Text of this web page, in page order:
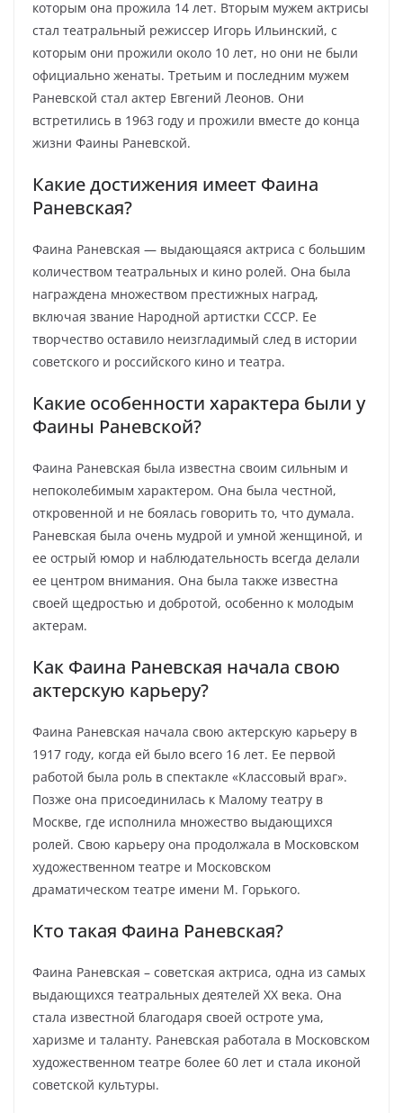
которым она прожила 14 лет. Вторым мужем актрисы
стал театральный режиссер Игорь Ильинский, с
которым они прожили около 10 лет, но они не были
официально женаты. Третьим и последним мужем
Раневской стал актер Евгений Леонов. Они
встретились в 1963 году и прожили вместе до конца
жизни Фаины Раневской.
Какие достижения имеет Фаина
Раневская?
Фаина Раневская — выдающаяся актриса с большим
количеством театральных и кино ролей. Она была
награждена множеством престижных наград,
включая звание Народной артистки СССР. Ее
творчество оставило неизгладимый след в истории
советского и российского кино и театра.
Какие особенности характера были у
Фаины Раневской?
Фаина Раневская была известна своим сильным и
непоколебимым характером. Она была честной,
откровенной и не боялась говорить то, что думала.
Раневская была очень мудрой и умной женщиной, и
ее острый юмор и наблюдательность всегда делали
ее центром внимания. Она была также известна
своей щедростью и добротой, особенно к молодым
актерам.
Как Фаина Раневская начала свою
актерскую карьеру?
Фаина Раневская начала свою актерскую карьеру в
1917 году, когда ей было всего 16 лет. Ее первой
работой была роль в спектакле «Классовый враг».
Позже она присоединилась к Малому театру в
Москве, где исполнила множество выдающихся
ролей. Свою карьеру она продолжала в Московском
художественном театре и Московском
драматическом театре имени М. Горького.
Кто такая Фаина Раневская?
Фаина Раневская – советская актриса, одна из самых
выдающихся театральных деятелей XX века. Она
стала известной благодаря своей остроте ума,
харизме и таланту. Раневская работала в Московском
художественном театре более 60 лет и стала иконой
советской культуры.